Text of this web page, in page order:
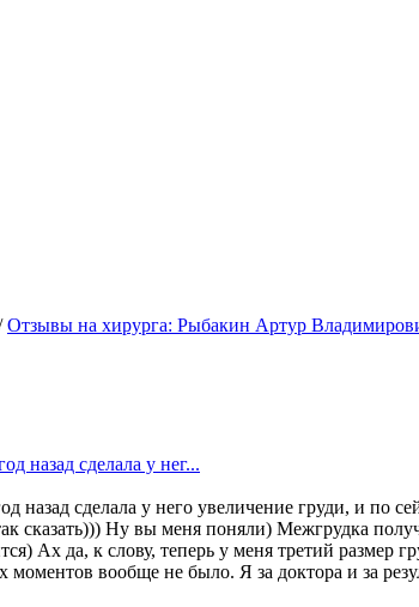
Отзывы на хирурга: Рыбакин Артур
назад сделала у нег...
сделала у него увеличение груди, и по
сказать))) Ну вы меня поняли) Межгрудка
Ах да, к слову, теперь у меня третий
вообще не было. Я за доктора и за